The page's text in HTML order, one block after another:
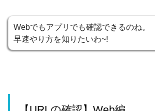
Webでもアプリでも確認できるのね。
早速やり方を知りたいわ~!